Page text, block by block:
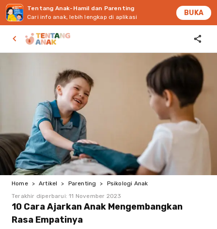
Tentang Anak-Hamil dan Parenting
Cari info anak, lebih lengkap di aplikasi
BUKA
Home > Artikel > Parenting >
Psikologi Anak
Terakhir diperbarui:11 November 2023
10 Cara Ajarkan Anak Mengembangkan
Rasa Empatinya